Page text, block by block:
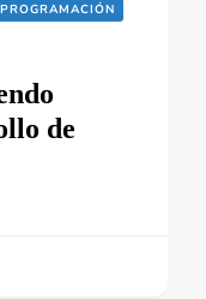
PROGRAMACIÓN
de